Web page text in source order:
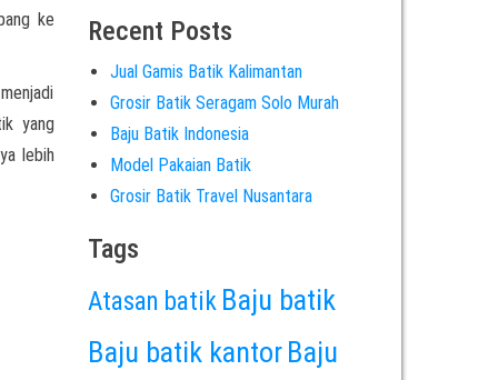
ke
yang
lebih
Recent Posts
Jual Gamis Batik Kalimantan
Grosir Batik Seragam Solo Murah
Baju Batik Indonesia
Model Pakaian Batik
Grosir Batik Travel Nusantara
Tags
Atasan batik Baju batik
Baju batik kantor Baju